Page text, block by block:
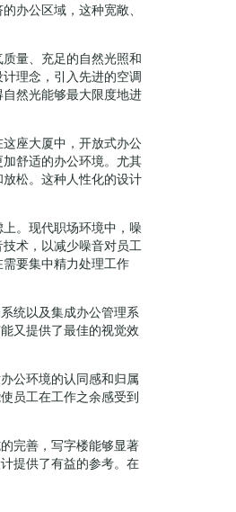
办公区域，这种宽敞、
量、充足的自然光照和
理念，引入先进的空调
然光能够最大限度地进
座大厦中，开放式办公
舒适的办公环境。尤其
松。这种人性化的设计
。现代职场环境中，噪
术，以减少噪音对员工
要集中精力处理工作
统以及集成办公管理系
又提供了最佳的视觉效
公环境的认同感和归属
员工在工作之余感受到
完善，写字楼能够显著
提供了有益的参考。在